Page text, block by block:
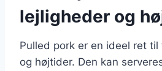
lejligheder og
Pulled pork er en ideel ret
og højtider. Den kan